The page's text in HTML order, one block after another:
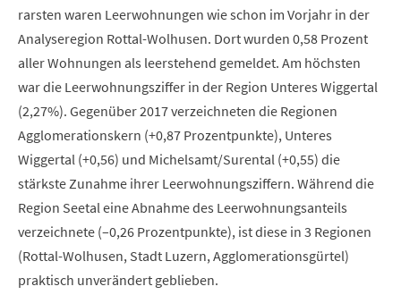
rarsten waren Leerwohnungen wie schon im Vorjahr in der
Analyseregion Rottal-Wolhusen. Dort wurden 0,58 Prozent
aller Wohnungen als leerstehend gemeldet. Am höchsten
war die Leerwohnungsziffer in der Region Unteres Wiggertal
(2,27%). Gegenüber 2017 verzeichneten die Regionen
Agglomerationskern (+0,87 Prozentpunkte), Unteres
Wiggertal (+0,56) und Michelsamt/Surental (+0,55) die
stärkste Zunahme ihrer Leerwohnungsziffern. Während die
Region Seetal eine Abnahme des Leerwohnungsanteils
verzeichnete (–0,26 Prozentpunkte), ist diese in 3 Regionen
(Rottal-Wolhusen, Stadt Luzern, Agglomerationsgürtel)
praktisch unverändert geblieben.